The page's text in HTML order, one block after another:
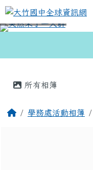
跳至主內容區
大竹國中全球
所有相簿
回首頁學務處活動相簿